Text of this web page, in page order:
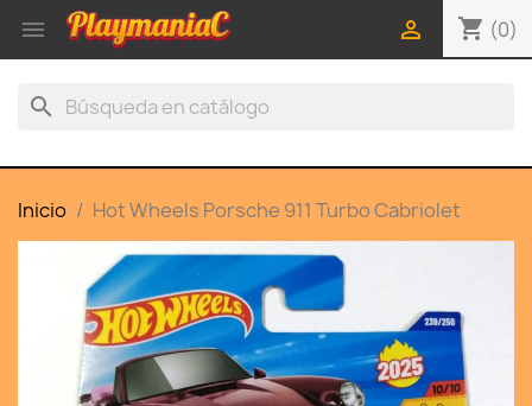
 shopping_cart (0)

search
Inicio Hot Wheels Porsche 911 Turbo Cabriolet